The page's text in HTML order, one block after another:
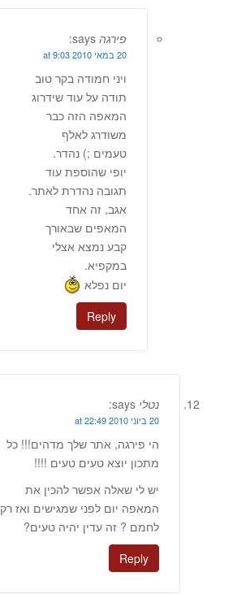
פירגה says:
20 במאי 2010 at 9:03
ויני חמודה בקר טוב
תודה על עוד שידרוג
המאפה הזה כבר
משודרג לאלף
טעמים ;) נהדר.
יופי שהוספת עוד
תגובה נהדרת לאתר.
אגב, זה אחד
המאפים שבאורך
קבע נמצא אצלי
במקפיא.
יום נפלא
Reply
נטלי says:
20 ביוני 2010 at 22:49
הי פירגה, אתר שלך מדהים!!! כל
מתכון יוצא טעים טעים !!!!
יש לי שאלה אפשר להכין את
המאפה יום לפני שמגישים ואז רק
לחמם ? זה עדין יהיה טעים?
Reply